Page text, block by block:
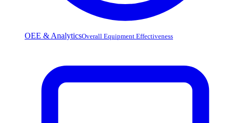
OEE & AnalyticsOverall Equipment Effectiveness